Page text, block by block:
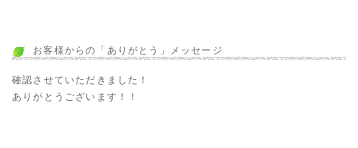
お客様からの「ありがとう」メッセージ
確認させていただきました！
ありがとうございます！！